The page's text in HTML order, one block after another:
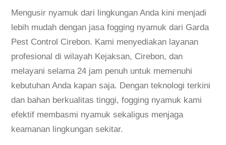
Mengusir nyamuk dari lingkungan Anda kini menjadi
lebih mudah dengan jasa fogging nyamuk dari Garda
Pest Control Cirebon. Kami menyediakan layanan
profesional di wilayah Kejaksan, Cirebon, dan
melayani selama 24 jam penuh untuk memenuhi
kebutuhan Anda kapan saja. Dengan teknologi terkini
dan bahan berkualitas tinggi, fogging nyamuk kami
efektif membasmi nyamuk sekaligus menjaga
keamanan lingkungan sekitar.